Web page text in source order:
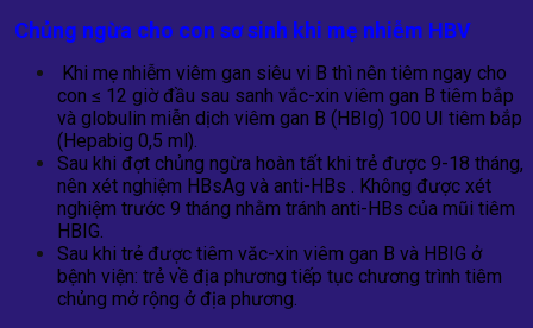
Chủng ngừa cho con sơ sinh khi mẹ nhiễm HBV
Khi mẹ nhiễm viêm gan siêu vi B thì nên tiêm ngay cho
con ≤ 12 giờ đầu sau sanh vắc-xin viêm gan B tiêm bắp
và globulin miễn dịch viêm gan B (HBIg) 100 UI tiêm bắp
(Hepabig 0,5 ml).
Sau khi đợt chủng ngừa hoàn tất khi trẻ được 9-18 tháng,
nên xét nghiệm HBsAg và anti-HBs . Không được xét
nghiệm trước 9 tháng nhằm tránh anti-HBs của mũi tiêm
HBIG.
Sau khi trẻ được tiêm văc-xin viêm gan B và HBIG ở
bệnh viện: trẻ về địa phương tiếp tục chương trình tiêm
chủng mở rộng ở địa phương.